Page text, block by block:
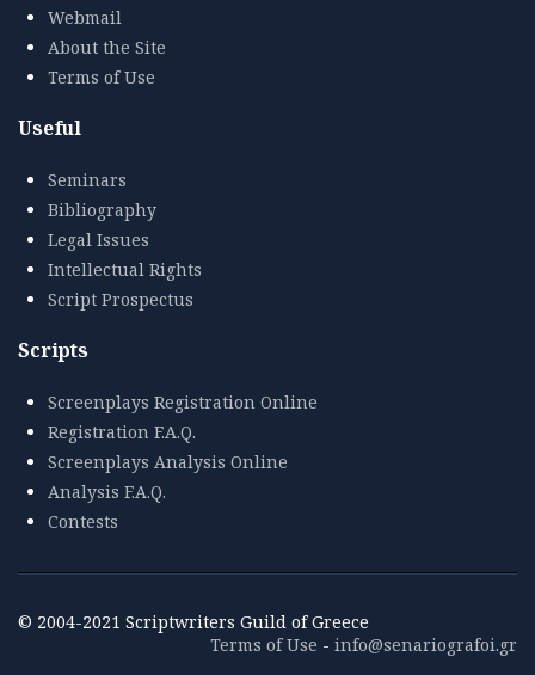
Webmail
About the Site
Terms of Use
Useful
Seminars
Bibliography
Legal Issues
Intellectual Rights
Script Prospectus
Scripts
Screenplays Registration Online
Registration F.A.Q.
Screenplays Analysis Online
Analysis F.A.Q.
Contests
© 2004-2021 Scriptwriters Guild of Greece
Terms of Use - info@senariografoi.gr